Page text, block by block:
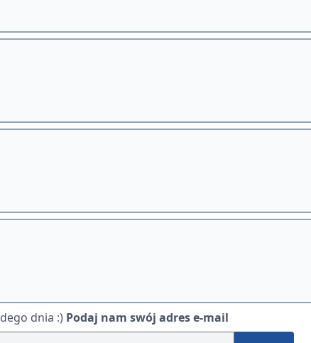
dnia :) Podaj nam swój adres e-mail